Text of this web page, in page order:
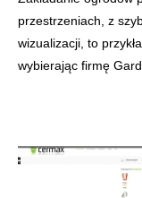
przestrzeniach, z
wizualizacji, to
wybierając firmę